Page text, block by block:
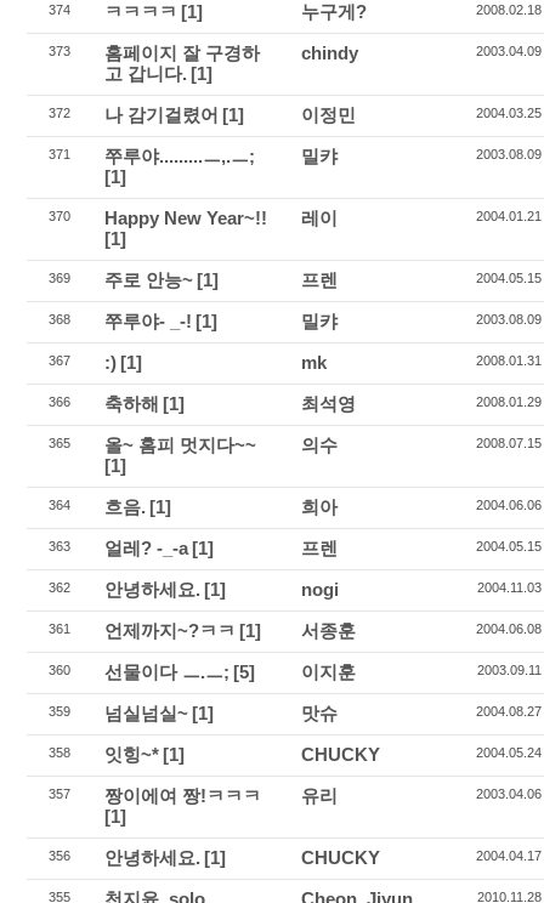
374 ㅋㅋㅋㅋ [1] 누구게? 2008.02.18
373
홈페이지 잘 구경하
고 갑니다. [1]
chindy 2003.04.09
372 나 감기걸렸어 [1] 이정민 2004.03.25
371
쭈루야.........ㅡ,.ㅡ;
[1]
밀캬 2003.08.09
370
Happy New Year~!!
[1]
레이 2004.01.21
369 주로 안능~ [1] 프렌 2004.05.15
368 쭈루야- _-! [1] 밀캬 2003.08.09
367 :) [1] mk 2008.01.31
366 축하해 [1] 최석영 2008.01.29
365
올~ 홈피 멋지다~~
[1]
의수 2008.07.15
364 흐음. [1] 희아 2004.06.06
363 얼레? -_-a[1] 프렌 2004.05.15
362 안녕하세요. [1] nogi 2004.11.03
361 언제까지~?ㅋㅋ [1] 서종훈 2004.06.08
360 선물이다 ㅡ.ㅡ; [5] 이지훈 2003.09.11
359 넘실넘실~ [1] 맛슈 2004.08.27
358 잇힝~* [1] CHUCKY 2004.05.24
357
짱이에여 짱!ㅋㅋㅋ
[1]
유리 2003.04.06
356 안녕하세요. [1] CHUCKY 2004.04.17
355 천지윤_solo Cheon, Jiyun 2010.11.28